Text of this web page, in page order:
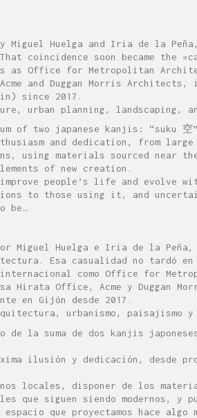
Miguel Huelga and Iria de la
coincidence soon became the
Office for Metropolitan
and Duggan Morris
since 2017.
urban planning, landscaping,
of two japanese kanjis: “suku
and dedication, from
using materials sourced near
of new creation.
people’s life and evolve
to those using it, and
be…
Miguel Huelga e Iria de la
Esa casualidad no tardó
como Office for
Office, Acme y Duggan
en Gijón desde 2017.
urbanismo, paisajismo y
de la suma de dos kanjis
ilusión y dedicación, desde
locales, disponer de los
que siguen siendo modernos, y
que proyectamos hace algo